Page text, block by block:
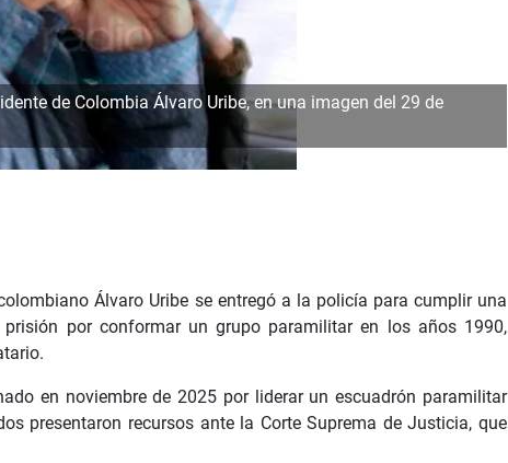
de Colombia Álvaro Uribe, en una imagen del 29 de
Álvaro Uribe se entregó a la policía para cumplir una
por conformar un grupo paramilitar en los años 1990,
en noviembre de 2025 por liderar un escuadrón paramilitar
presentaron recursos ante la Corte Suprema de Justicia, que